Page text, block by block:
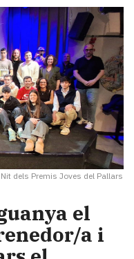
dels Premis Joves del Pallars
el
a i